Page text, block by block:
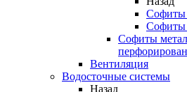
Софиты
Софиты
Софиты
Вентиляция
Водосточные системы
Назад